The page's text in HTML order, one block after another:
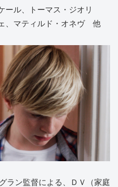
ール、トーマス・ジオリ
、マティルド・オネヴ 他
ラン監督による、ＤＶ（家庭